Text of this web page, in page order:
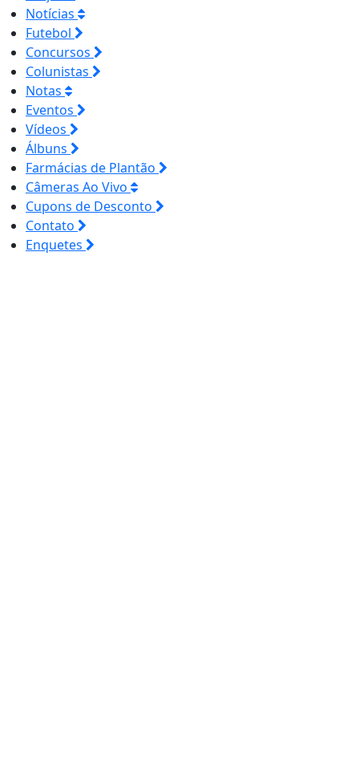
Notícias
Futebol
Concursos
Colunistas
Notas
Eventos
Vídeos
Álbuns
Farmácias de Plantão
Câmeras Ao Vivo
Cupons de Desconto
Contato
Enquetes